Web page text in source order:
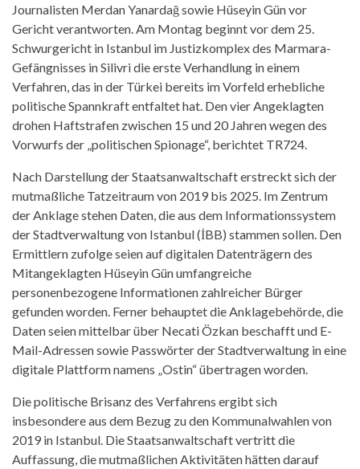
Journalisten Merdan Yanardağ sowie Hüseyin Gün vor
Gericht verantworten. Am Montag beginnt vor dem 25.
Schwurgericht in Istanbul im Justizkomplex des Marmara-
Gefängnisses in Silivri die erste Verhandlung in einem
Verfahren, das in der Türkei bereits im Vorfeld erhebliche
politische Spannkraft entfaltet hat. Den vier Angeklagten
drohen Haftstrafen zwischen 15 und 20 Jahren wegen des
Vorwurfs der „politischen Spionage“, berichtet TR724.
Nach Darstellung der Staatsanwaltschaft erstreckt sich der
mutmaßliche Tatzeitraum von 2019 bis 2025. Im Zentrum
der Anklage stehen Daten, die aus dem Informationssystem
der Stadtverwaltung von Istanbul (İBB) stammen sollen. Den
Ermittlern zufolge seien auf digitalen Datenträgern des
Mitangeklagten Hüseyin Gün umfangreiche
personenbezogene Informationen zahlreicher Bürger
gefunden worden. Ferner behauptet die Anklagebehörde, die
Daten seien mittelbar über Necati Özkan beschafft und E-
Mail-Adressen sowie Passwörter der Stadtverwaltung in eine
digitale Plattform namens „Ostin“ übertragen worden.
Die politische Brisanz des Verfahrens ergibt sich
insbesondere aus dem Bezug zu den Kommunalwahlen von
2019 in Istanbul. Die Staatsanwaltschaft vertritt die
Auffassung, die mutmaßlichen Aktivitäten hätten darauf